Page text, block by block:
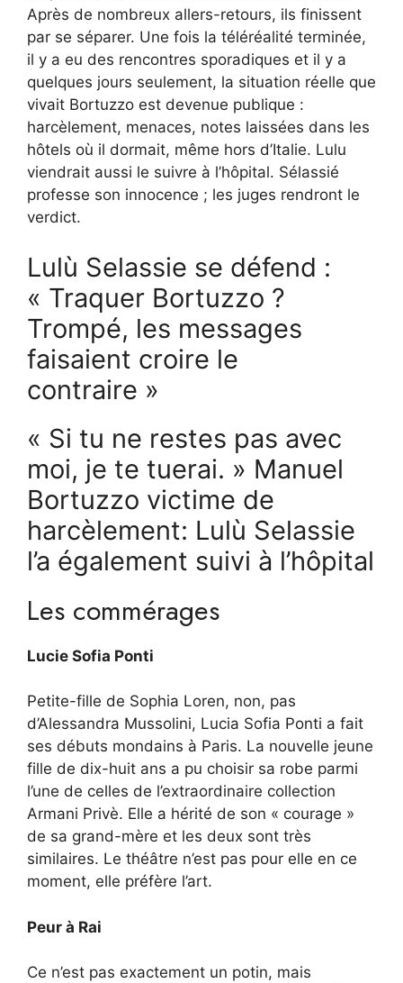
Après de nombreux allers-retours, ils finissent
par se séparer. Une fois la téléréalité terminée,
il y a eu des rencontres sporadiques et il y a
quelques jours seulement, la situation réelle que
vivait Bortuzzo est devenue publique :
harcèlement, menaces, notes laissées dans les
hôtels où il dormait, même hors d’Italie. Lulu
viendrait aussi le suivre à l’hôpital. Sélassié
professe son innocence ; les juges rendront le
verdict.
Lulù Selassie se défend :
« Traquer Bortuzzo ?
Trompé, les messages
faisaient croire le
contraire »
« Si tu ne restes pas avec
moi, je te tuerai. » Manuel
Bortuzzo victime de
harcèlement: Lulù Selassie
l’a également suivi à l’hôpital
Les commérages
Lucie Sofia Ponti
Petite-fille de Sophia Loren, non, pas
d’Alessandra Mussolini, Lucia Sofia Ponti a fait
ses débuts mondains à Paris. La nouvelle jeune
fille de dix-huit ans a pu choisir sa robe parmi
l’une de celles de l’extraordinaire collection
Armani Privè. Elle a hérité de son « courage »
de sa grand-mère et les deux sont très
similaires. Le théâtre n’est pas pour elle en ce
moment, elle préfère l’art.
Peur à Rai
Ce n’est pas exactement un potin, mais